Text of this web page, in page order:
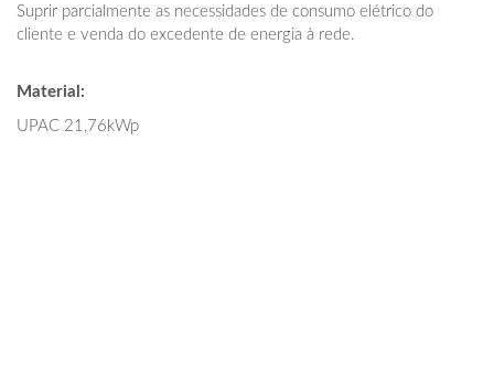
Suprir parcialmente as necessidades de consumo elétrico do
cliente e venda do excedente de energia à rede.
Material:
UPAC 21,76kWp